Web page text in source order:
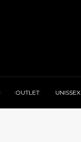
OUTLET UNISSEX